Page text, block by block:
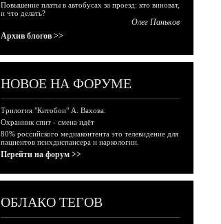
Повышение платы в автобусах за проезд: кто виноват,
и что делать?
Олег Паньков
Архив блогов >>
НОВОЕ НА ФОРУМЕ
Трилогия "Китобои" А. Вахова.
Охранник спит - смена идёт
80% российского медиаконтента это телевидение для
пациентов психдиспансера и наркологии.
Перейти на форум >>
ОБЛАКО ТЕГОВ